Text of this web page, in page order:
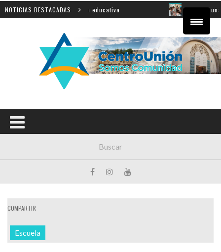
NOTICIAS DESTACADAS
sobre innovación educativa Shahak: una nueva
COMPARTIR
Escuela